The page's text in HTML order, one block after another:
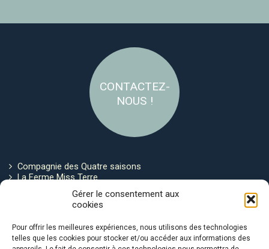
Gérer le consentement aux
cookies
Pour offrir les meilleures expériences, nous utilisons des technologies
telles que les cookies pour stocker et/ou accéder aux informations des
CONTACTEZ-
NOUS !
Compagnie des Quatre saisons
La Ferme Miss Terre
Politique de cookies